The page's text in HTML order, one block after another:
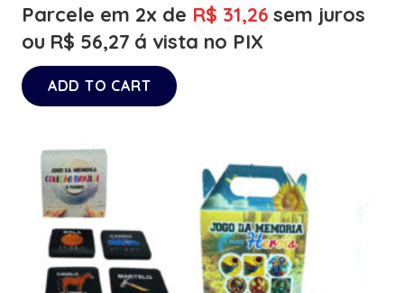
Parcele em 2x de R$ 31,26 sem juros
ou R$ 56,27 á vista no PIX
ADD TO CART